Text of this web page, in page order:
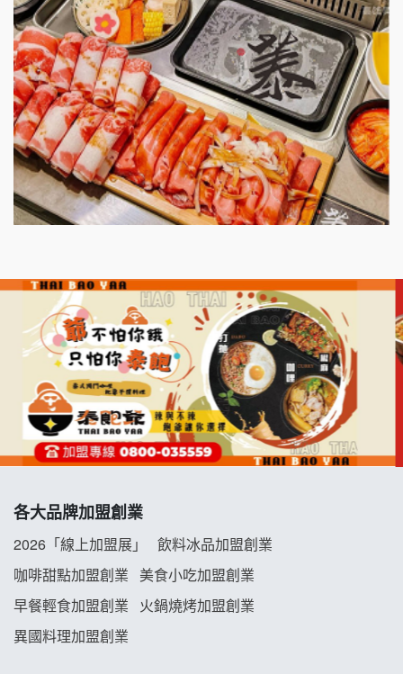
鮮茶道加盟說明會
微風亭鐵板燒加盟說明會
漫步藍咖啡加盟說明會
明石章魚燒加盟說明會
出櫃加盟說明會
七盞茶加盟說明會
拉亞漢堡加盟說明會
杜芳子古味茶鋪加盟說明會
優握握×酸奶大獅加盟說明會
拾鑶火鍋加盟說明會
阿性情趣無人販售所加盟明會
龍涎居好湯加盟說明會
各大品牌加盟創業
2026「線上加盟展」
飲料冰品加盟創業
咖啡甜點加盟創業
美食小吃加盟創業
早餐輕食加盟創業
火鍋燒烤加盟創業
異國料理加盟創業